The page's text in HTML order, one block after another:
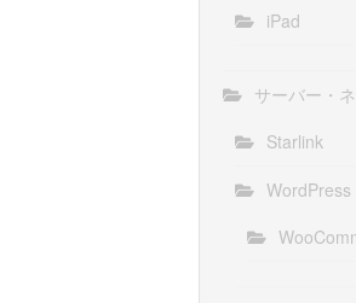
iPad
サーバー・
Starlink
WordPress